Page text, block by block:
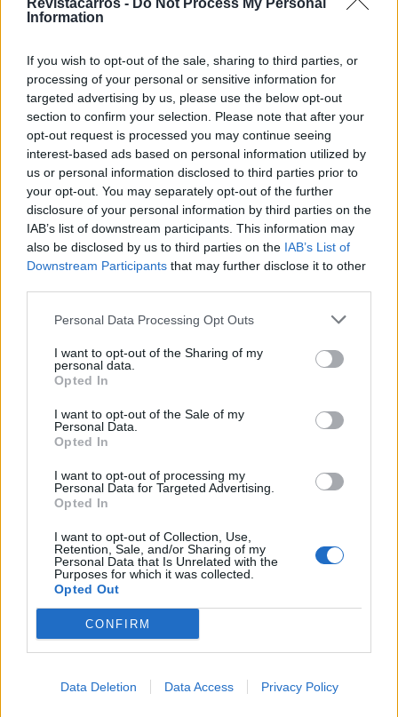
Revistacarros - Do Not Process My Personal
Information
If you wish to opt-out of the sale, sharing to third parties, or
processing of your personal or sensitive information for
targeted advertising by us, please use the below opt-out
section to confirm your selection. Please note that after your
opt-out request is processed you may continue seeing
interest-based ads based on personal information utilized by
us or personal information disclosed to third parties prior to
your opt-out. You may separately opt-out of the further
disclosure of your personal information by third parties on the
IAB’s list of downstream participants. This information may
also be disclosed by us to third parties on the IAB’s List of
Downstream Participants that may further disclose it to other
Personal Data Processing Opt Outs
I want to opt-out of the Sharing of my
personal data.
Opted In
I want to opt-out of the Sale of my
Personal Data.
Opted In
I want to opt-out of processing my
Personal Data for Targeted Advertising.
Opted In
I want to opt-out of Collection, Use,
Retention, Sale, and/or Sharing of my
Personal Data that Is Unrelated with the
Purposes for which it was collected.
Opted Out
CONFIRM
Data Deletion Data Access Privacy Policy
O Renault 5 Turbo 3E fará a sua estreia numa data
recomendado, de 155.000€ para os primeiros 500
signatários, na rede Renault, de uma reserva de
encomenda prioritária na Europa (incluindo o Reino
Unido), Médio Oriente, Japão e Austrália.
A possível fase de personalização está planeada para
2026, com as primeiras entregas previstas para 2027.
Tags: Renault 5 Turbo 3E
XPENG prepara avanço global e promete
virar jogo até 2030
BYVIRGILIO MACHADO 10/08/2026